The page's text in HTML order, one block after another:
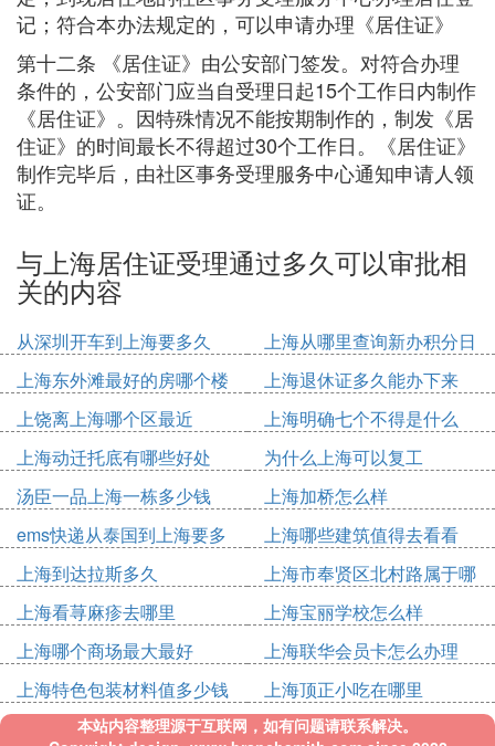
记；符合本办法规定的，可以申请办理《居住证》
第十二条 《居住证》由公安部门签发。对符合办理
条件的，公安部门应当自受理日起15个工作日内制作
《居住证》。因特殊情况不能按期制作的，制发《居
住证》的时间最长不得超过30个工作日。《居住证》
制作完毕后，由社区事务受理服务中心通知申请人领
证。
与上海居住证受理通过多久可以审批相
关的内容
从深圳开车到上海要多久
上海从哪里查询新办积分日
期
上海东外滩最好的房哪个楼
上海退休证多久能办下来
上饶离上海哪个区最近
上海明确七个不得是什么
上海动迁托底有哪些好处
为什么上海可以复工
汤臣一品上海一栋多少钱
上海加桥怎么样
ems快递从泰国到上海要多
久
上海哪些建筑值得去看看
上海到达拉斯多久
上海市奉贤区北村路属于哪
个镇
上海看荨麻疹去哪里
上海宝丽学校怎么样
上海哪个商场最大最好
上海联华会员卡怎么办理
上海特色包装材料值多少钱
上海顶正小吃在哪里
本站内容整理源于互联网，如有问题请联系解决。